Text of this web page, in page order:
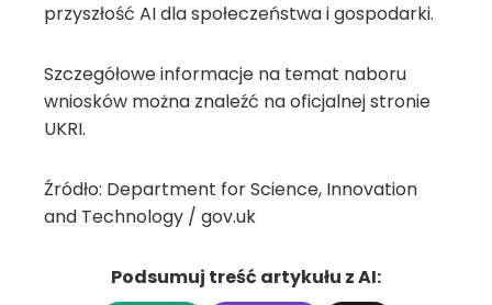
przyszłość AI dla społeczeństwa i gospodarki.
Szczegółowe informacje na temat naboru
wniosków można znaleźć na oficjalnej stronie
UKRI.
Źródło: Department for Science, Innovation
and Technology / gov.uk
Podsumuj treść artykułu z AI: